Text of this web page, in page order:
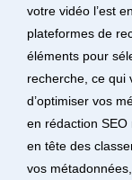
votre vidéo l’est
plateformes de
éléments pour
recherche, ce qui
d’optimiser vos
en rédaction
en tête des
vos